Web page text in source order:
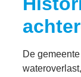
De